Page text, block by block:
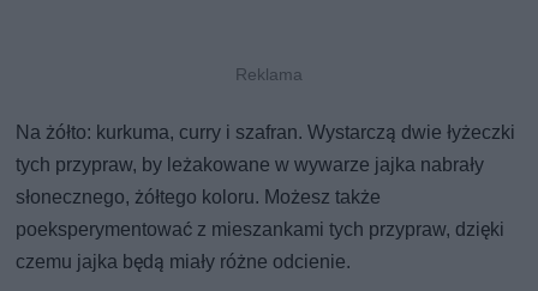
Na żółto: kurkuma, curry i szafran. Wystarczą dwie łyżeczki
tych przypraw, by leżakowane w wywarze jajka nabrały
słonecznego, żółtego koloru. Możesz także
poeksperymentować z mieszankami tych przypraw, dzięki
czemu jajka będą miały różne odcienie.